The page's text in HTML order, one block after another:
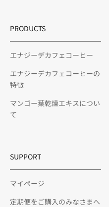
PRODUCTS
エナジーデカフェコーヒー
エナジーデカフェコーヒーの
特徴
マンゴー葉乾燥エキスについ
て
SUPPORT
マイページ
定期便をご購入のみなさまへ